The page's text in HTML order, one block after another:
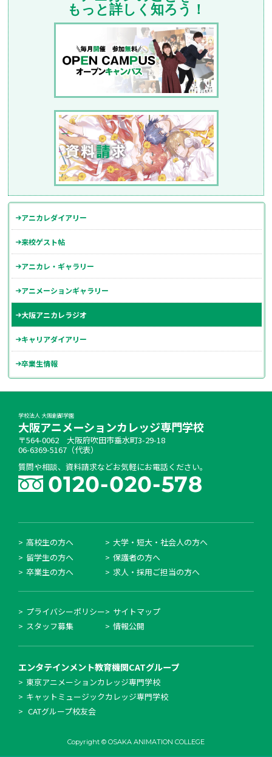
もっと詳しく知ろう！
アニカレダイアリー
来校ゲスト帖
アニカレ・ギャラリー
アニメーションギャラリー
大阪アニカレラジオ
キャリアダイアリー
卒業生情報
学校法人 大阪創都学園
大阪アニメーションカレッジ専門学校
〒564-0062 大阪府吹田市垂水町3-29-18
06-6369-5167（代表）
質問や相談、資料請求などお気軽にお電話ください。
高校生の方へ
大学・短大・社会人の方へ
留学生の方へ
保護者の方へ
卒業生の方へ
求人・採用ご担当の方へ
プライバシーポリシー
サイトマップ
スタッフ募集
情報公開
エンタテインメント教育機関CATグループ
東京アニメーションカレッジ専門学校
キャットミュージックカレッジ専門学校
CATグループ校友会
Copyright © OSAKA ANIMATION COLLEGE